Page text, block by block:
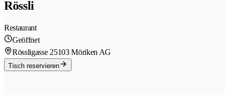
Rössli
Restaurant
Geöffnet
Rössligasse 25103 Möriken AG
Tisch reservieren